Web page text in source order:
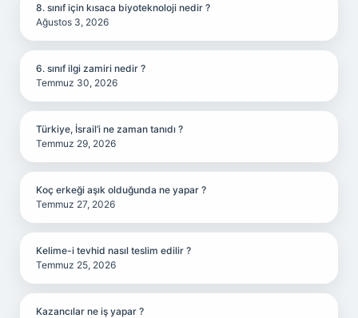
8. sınıf için kısaca biyoteknoloji nedir ?
Ağustos 3, 2026
6. sınıf ilgi zamiri nedir ?
Temmuz 30, 2026
Türkiye, İsrail’i ne zaman tanıdı ?
Temmuz 29, 2026
Koç erkeği aşık olduğunda ne yapar ?
Temmuz 27, 2026
Kelime-i tevhid nasıl teslim edilir ?
Temmuz 25, 2026
Kazancılar ne iş yapar ?